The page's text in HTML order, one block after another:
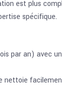
est plus
spécifique.
par an) avec
nettoie